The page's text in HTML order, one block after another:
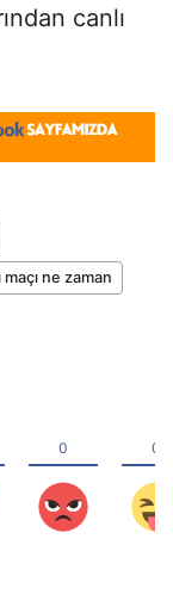
canlı
ne zaman